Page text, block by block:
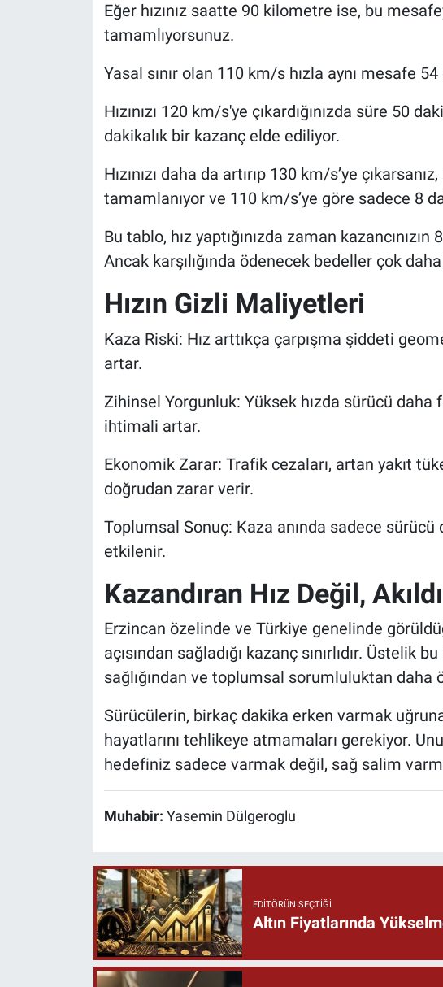
Eğer hızınız saatte 90 kilometre ise, bu
tamamlıyorsunuz.
Yasal sınır olan 110 km/s hızla aynı mesafe
Hızınızı 120 km/s'ye çıkardığınızda süre 50
dakikalık bir kazanç elde ediliyor.
Hızınızı daha da artırıp 130 km/s’ye
tamamlanıyor ve 110 km/s’ye göre sadece 8
Bu tablo, hız yaptığınızda zaman
Ancak karşılığında ödenecek bedeller çok
Hızın Gizli Maliyetleri
Kaza Riski: Hız arttıkça çarpışma şiddeti
artar.
Zihinsel Yorgunluk: Yüksek hızda sürücü
ihtimali artar.
Ekonomik Zarar: Trafik cezaları, artan yakıt
doğrudan zarar verir.
Toplumsal Sonuç: Kaza anında sadece
etkilenir.
Kazandıran Hız Değil,
Erzincan özelinde ve Türkiye genelinde
açısından sağladığı kazanç sınırlıdır. Üstelik
sağlığından ve toplumsal sorumluluktan daha
Sürücülerin, birkaç dakika erken varmak uğruna
hayatlarını tehlikeye atmamaları gerekiyor.
hedefiniz sadece varmak değil, sağ salim
Muhabir: Yasemin Dülgeroglu
EDITÖRÜN SEÇTIĞI
Altın Fiyatlarında